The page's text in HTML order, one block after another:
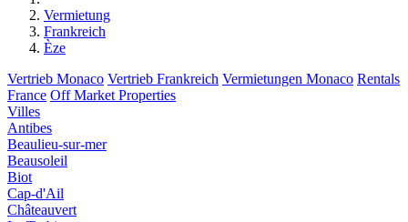
Vermietung
Frankreich
Èze
Vertrieb Monaco Vertrieb Frankreich Vermietungen Monaco Rentals
France Off Market Properties
Villes
Antibes
Beaulieu-sur-mer
Beausoleil
Biot
Cap-d'Ail
Châteauvert